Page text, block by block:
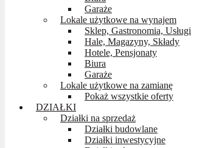
Garaże
Lokale użytkowe na wynajem
Sklep, Gastronomia, Usługi
Hale, Magazyny, Składy
Hotele, Pensjonaty
Biura
Garaże
Lokale użytkowe na zamianę
Pokaż wszystkie oferty
DZIAŁKI
Działki na sprzedaż
Działki budowlane
Działki inwestycyjne